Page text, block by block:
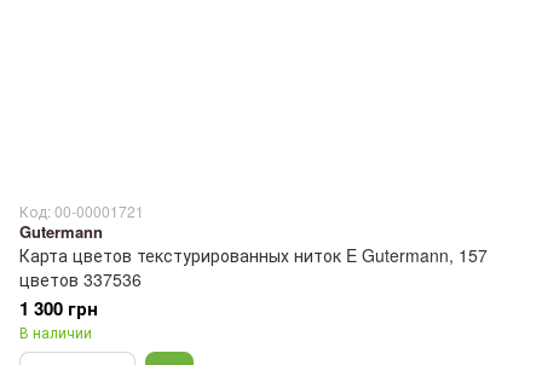
Код: 00-00001721
Gutermann
Карта цветов текстурированных ниток E Gutermann, 157
цветов 337536
1 300 грн
В наличии